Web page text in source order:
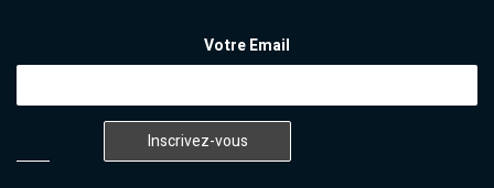
Votre Email